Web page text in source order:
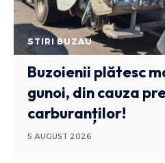
STIRI BUZAU
Buzoienii plătesc
gunoi, din cauza
carburanților!
5 AUGUST 2026